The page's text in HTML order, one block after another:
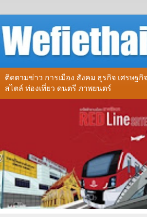
ติดตามข่าว การเมือง สังคม ธุรกิจ เศรษฐกิ
สไตล์ ท่องเที่ยว ดนตรี ภาพยนตร์